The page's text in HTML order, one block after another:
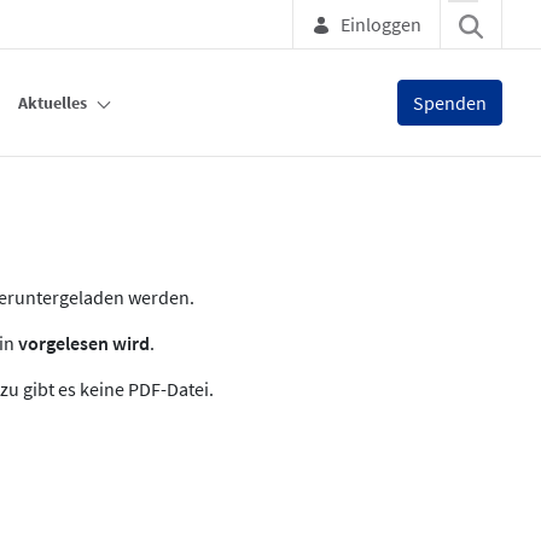
Einloggen
Aktuelles Spenden
werden.
vorgelesen wird.
gibt es keine PDF-Datei.